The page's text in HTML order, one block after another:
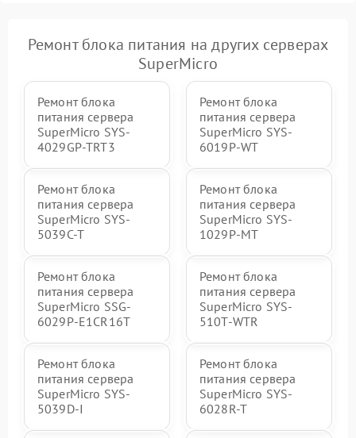
Ремонт блока питания на других серверах
SuperMicro
Ремонт блока
питания сервера
SuperMicro SYS-
4029GP-TRT3
Ремонт блока
питания сервера
SuperMicro SYS-
6019P-WT
Ремонт блока
питания сервера
SuperMicro SYS-
5039C-T
Ремонт блока
питания сервера
SuperMicro SYS-
1029P-MT
Ремонт блока
питания сервера
SuperMicro SSG-
6029P-E1CR16T
Ремонт блока
питания сервера
SuperMicro SYS-
510T-WTR
Ремонт блока
питания сервера
SuperMicro SYS-
5039D-I
Ремонт блока
питания сервера
SuperMicro SYS-
6028R-T